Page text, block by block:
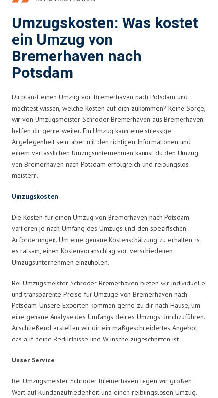
Umzugskosten: Was kostet
ein Umzug von
Bremerhaven nach
Potsdam
Du planst einen Umzug von Bremerhaven nach Potsdam und
möchtest wissen, welche Kosten auf dich zukommen? Keine Sorge,
wir von Umzugsmeister Schröder Bremerhaven aus Bremerhaven
helfen dir gerne weiter. Ein Umzug kann eine stressige
Angelegenheit sein, aber mit den richtigen Informationen und
einem verlässlichen Umzugsunternehmen kannst du den Umzug
von Bremerhaven nach Potsdam erfolgreich und reibungslos
meistern.
Umzugskosten
Die Kosten für einen Umzug von Bremerhaven nach Potsdam
variieren je nach Umfang des Umzugs und den spezifischen
Anforderungen. Um eine genaue Kostenschätzung zu erhalten, ist
es ratsam, einen Kostenvoranschlag von verschiedenen
Umzugsunternehmen einzuholen.
Bei Umzugsmeister Schröder Bremerhaven bieten wir individuelle
und transparente Preise für Umzüge von Bremerhaven nach
Potsdam. Unsere Experten kommen gerne zu dir nach Hause, um
eine genaue Analyse des Umfangs deines Umzugs durchzuführen.
Anschließend erstellen wir dir ein maßgeschneidertes Angebot,
das auf deine Bedürfnisse und Wünsche zugeschnitten ist.
Unser Service
Bei Umzugsmeister Schröder Bremerhaven legen wir großen
Wert auf Kundenzufriedenheit und einen reibungslosen Umzug.